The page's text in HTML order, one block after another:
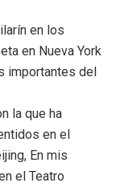
en los
en Nueva York
importantes del
la que ha
en el
En mis
el Teatro